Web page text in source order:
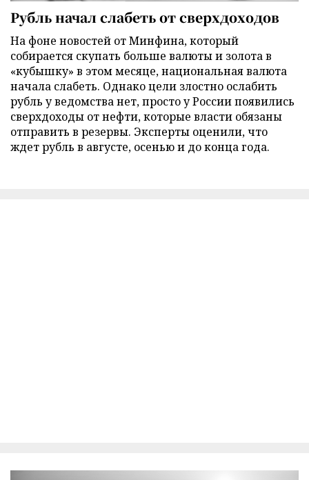
Рубль начал слабеть от сверхдоходов
На фоне новостей от Минфина, который
собирается скупать больше валюты и золота в
«кубышку» в этом месяце, национальная валюта
начала слабеть. Однако цели злостно ослабить
рубль у ведомства нет, просто у России появились
сверхдоходы от нефти, которые власти обязаны
отправить в резервы. Эксперты оценили, что
ждет рубль в августе, осенью и до конца года.